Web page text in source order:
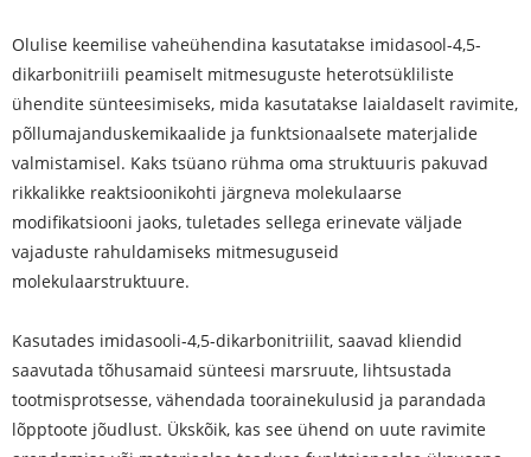
Olulise keemilise vaheühendina kasutatakse imidasool-4,5-
dikarbonitriili peamiselt mitmesuguste heterotsükliliste
ühendite sünteesimiseks, mida kasutatakse laialdaselt ravimite,
põllumajanduskemikaalide ja funktsionaalsete materjalide
valmistamisel. Kaks tsüano rühma oma struktuuris pakuvad
rikkalikke reaktsioonikohti järgneva molekulaarse
modifikatsiooni jaoks, tuletades sellega erinevate väljade
vajaduste rahuldamiseks mitmesuguseid
molekulaarstruktuure.
Kasutades imidasooli-4,5-dikarbonitriilit, saavad kliendid
saavutada tõhusamaid sünteesi marsruute, lihtsustada
tootmisprotsesse, vähendada toorainekulusid ja parandada
lõpptoote jõudlust. Ükskõik, kas see ühend on uute ravimite